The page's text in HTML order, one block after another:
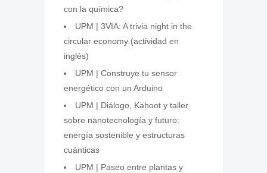
con la química?
UPM | 3VIA: A trivia night in the
circular economy (actividad en
inglés)
UPM | Construye tu sensor
energético con un Arduino
UPM | Diálogo, Kahoot y taller
sobre nanotecnología y futuro:
energía sostenible y estructuras
cuánticas
UPM | Paseo entre plantas y